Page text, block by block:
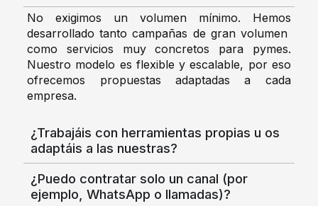
No exigimos un volumen mínimo. Hemos
desarrollado tanto campañas de gran volumen
como servicios muy concretos para pymes.
Nuestro modelo es flexible y escalable, por eso
ofrecemos propuestas adaptadas a cada
empresa.
¿Trabajáis con herramientas propias u os
adaptáis a las nuestras?
¿Puedo contratar solo un canal (por
ejemplo, WhatsApp o llamadas)?